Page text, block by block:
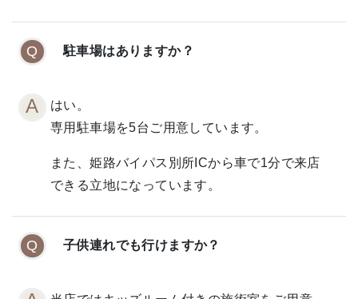
駐車場はありますか？
はい。
専用駐車場を5台ご用意しています。
また、姫路バイパス別所ICから車で1分で来店
できる立地になっています。
子供連れでも行けますか？